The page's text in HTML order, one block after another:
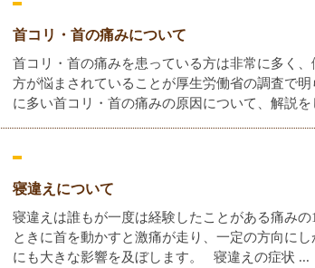
首コリ・首の痛みについて
首コリ・首の痛みを患っている方は非常に多く
方が悩まされていることが厚生労働省の調査で
に多い首コリ・首の痛みの原因について、解説
寝違えについて
寝違えは誰もが一度は経験したことがある痛み
ときに首を動かすと激痛が走り、一定の方向に
にも大きな影響を及ぼします。 寝違えの症状 ...